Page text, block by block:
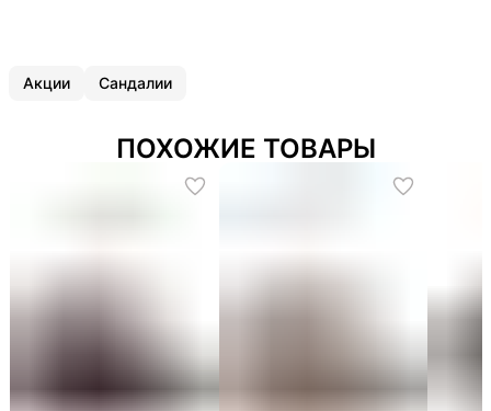
Акции Сандалии
ПОХОЖИЕ ТОВАРЫ